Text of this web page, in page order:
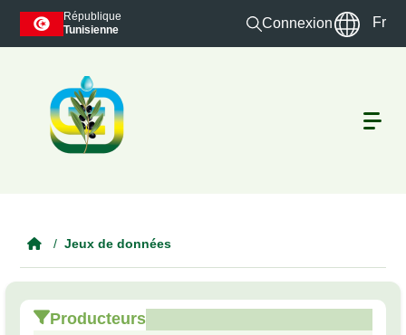
Skip to main content
République
Tunisienne
Connexion Fr
Jeux de données
Producteurs